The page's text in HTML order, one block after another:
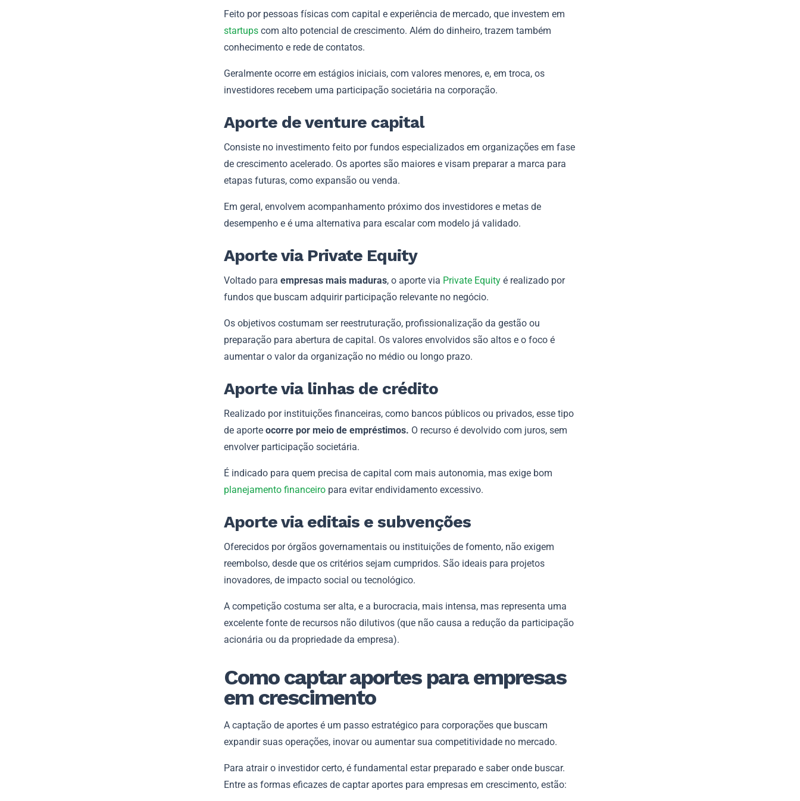
Feito por pessoas físicas com capital e experiência de mercado, que investem em
startups com alto potencial de crescimento. Além do dinheiro, trazem também
conhecimento e rede de contatos.
Geralmente ocorre em estágios iniciais, com valores menores, e, em troca, os
investidores recebem uma participação societária na corporação.
Aporte de venture capital
Consiste no investimento feito por fundos especializados em organizações em fase
de crescimento acelerado. Os aportes são maiores e visam preparar a marca para
etapas futuras, como expansão ou venda.
Em geral, envolvem acompanhamento próximo dos investidores e metas de
desempenho e é uma alternativa para escalar com modelo já validado.
Aporte via Private Equity
Voltado para empresas mais maduras, o aporte via Private Equity é realizado por
fundos que buscam adquirir participação relevante no negócio.
Os objetivos costumam ser reestruturação, profissionalização da gestão ou
preparação para abertura de capital. Os valores envolvidos são altos e o foco é
aumentar o valor da organização no médio ou longo prazo.
Aporte via linhas de crédito
Realizado por instituições financeiras, como bancos públicos ou privados, esse tipo
de aporte ocorre por meio de empréstimos. O recurso é devolvido com juros, sem
envolver participação societária.
É indicado para quem precisa de capital com mais autonomia, mas exige bom
planejamento financeiro para evitar endividamento excessivo.
Aporte via editais e subvenções
Oferecidos por órgãos governamentais ou instituições de fomento, não exigem
reembolso, desde que os critérios sejam cumpridos. São ideais para projetos
inovadores, de impacto social ou tecnológico.
A competição costuma ser alta, e a burocracia, mais intensa, mas representa uma
excelente fonte de recursos não dilutivos (que não causa a redução da participação
acionária ou da propriedade da empresa).
Como captar aportes para empresas
em crescimento
A captação de aportes é um passo estratégico para corporações que buscam
expandir suas operações, inovar ou aumentar sua competitividade no mercado.
Para atrair o investidor certo, é fundamental estar preparado e saber onde buscar.
Entre as formas eficazes de captar aportes para empresas em crescimento, estão: